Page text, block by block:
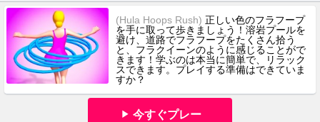
(Hula Hoops Rush) 正しい色のフラフープ
を手に取って歩きましょう！溶岩プールを
避け、道路でフラフープをたくさん拾う
と、フラクイーンのように感じることがで
きます！学ぶのは本当に簡単で、リラック
スできます。プレイする準備はできていま
すか？
今すぐプレー